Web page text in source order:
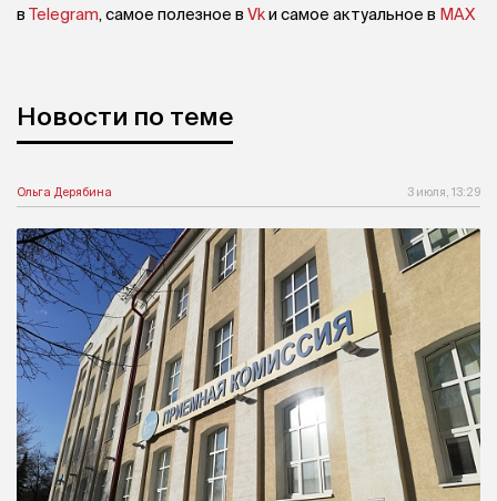
в Telegram, самое полезное в Vkи самое актуальное в MAX
Новости по теме
Ольга Дерябина 3 июля, 13:29